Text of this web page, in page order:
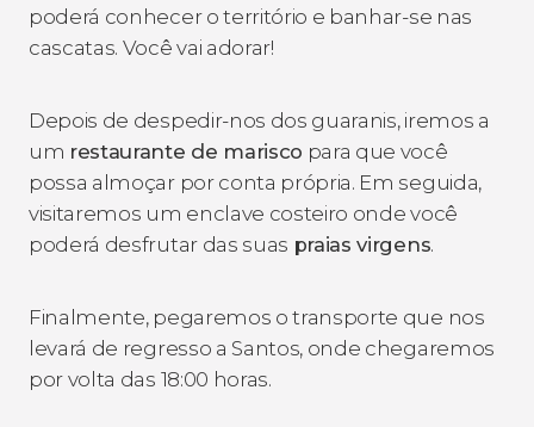
poderá conhecer o território e banhar-se nas
cascatas. Você vai adorar!
Depois de despedir-nos dos guaranis, iremos a
um restaurante de marisco para que você
possa almoçar por conta própria. Em seguida,
visitaremos um enclave costeiro onde você
poderá desfrutar das suas praias virgens.
Finalmente, pegaremos o transporte que nos
levará de regresso a Santos, onde chegaremos
por volta das 18:00 horas.